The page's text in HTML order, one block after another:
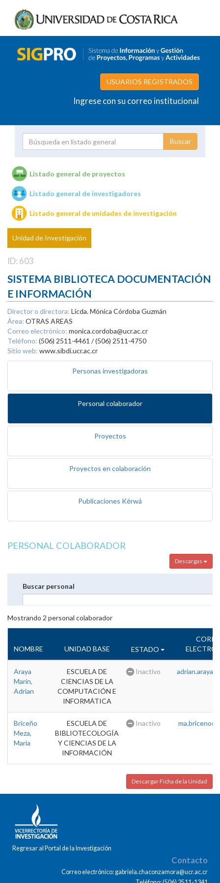
USUARIOS REGISTRADOS
Ingrese con su correo institucional
Unidades de investigación
Listado general de proyectos
Listado general de investigadores
Listado general de unidades de investigación
Unidad de Investigación
ID: 603
SISTEMA BIBLIOTECA DOCUMENTACIÓN
E INFORMACIÓN
Director o directora: Licda. Mónica Córdoba Guzmán
Área: OTRAS AREAS
Correo electrónico: monica.cordoba@ucr.ac.cr
Teléfono: (506) 2511-4461 / (506) 2511-4750
Sitio web: www.sibdi.ucr.ac.cr
Personas investigadoras
Personal colaborador
Proyectos
Proyectos en colaboración
Publicaciones Kérwá
PERSONAL COLABORADOR
Descargas
Buscar personal
Mostrando 2 personal colaborador
NOMBRE UNIDAD BASE ESTADO
Araya
Marin,
Adrian
ESCUELA DE
CIENCIAS DE LA
COMPUTACIÓN E
INFORMÁTICA
Inactivo
Briceño
Meza,
Maria
ESCUELA DE
BIBLIOTECOLOGÍA
Y CIENCIAS DE LA
INFORMACIÓN
Inactivo
Descargar Ficha de la Unidad
Regresar al Portal de la Investigación
Contacto
Correo electrónico: gabriela.chaconzamora@ucr.ac.cr